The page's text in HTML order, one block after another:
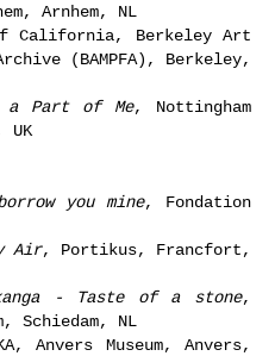
Arnhem, NL
California, Berkeley Art
(BAMPFA), Berkeley,
a Part of Me, Nottingham
UK
you mine, Fondation
Air, Portikus, Francfort,
- Taste of a stone,
Schiedam, NL
Anvers Museum, Anvers,